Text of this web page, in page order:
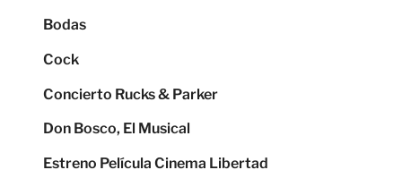
Bodas
Cock
Concierto Rucks & Parker
Don Bosco, El Musical
Estreno Película Cinema Libertad